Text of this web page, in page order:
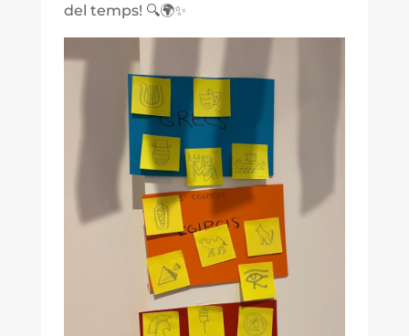
del temps! 🔍🌍✨